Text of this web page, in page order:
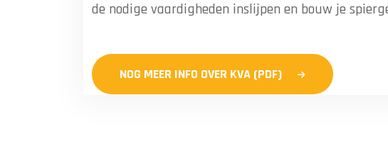
de nodige vaardigheden inslijpen en bouw je
NOG MEER INFO OVER KVA (PDF)